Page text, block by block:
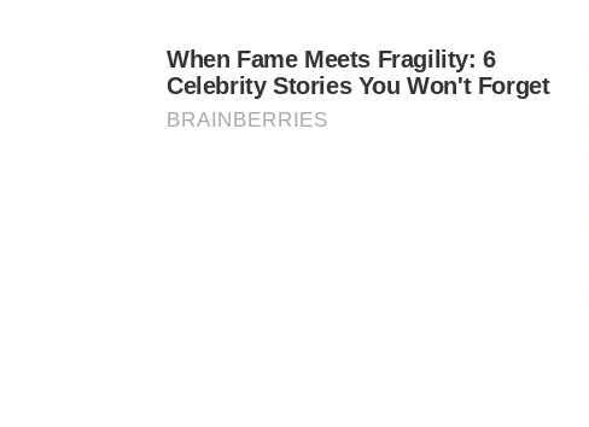
When Fame Meets Fragility: 6
Celebrity Stories You Won't Forget
BRAINBERRIES